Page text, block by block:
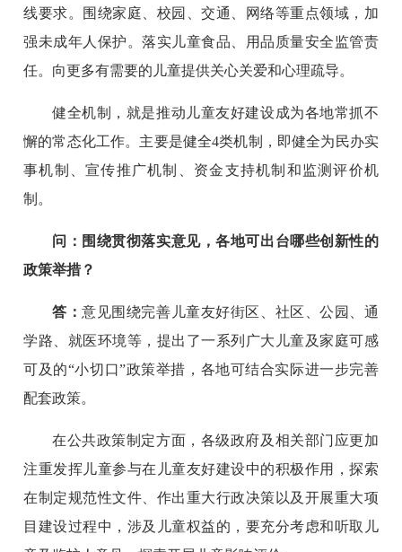
线要求。围绕家庭、校园、交通、网络等重点领域，加
强未成年人保护。落实儿童食品、用品质量安全监管责
任。向更多有需要的儿童提供关心关爱和心理疏导。
健全机制，就是推动儿童友好建设成为各地常抓不
懈的常态化工作。主要是健全4类机制，即健全为民办实
事机制、宣传推广机制、资金支持机制和监测评价机
制。
问：围绕贯彻落实意见，各地可出台哪些创新性的
政策举措？
答：意见围绕完善儿童友好街区、社区、公园、通
学路、就医环境等，提出了一系列广大儿童及家庭可感
可及的“小切口”政策举措，各地可结合实际进一步完善
配套政策。
在公共政策制定方面，各级政府及相关部门应更加
注重发挥儿童参与在儿童友好建设中的积极作用，探索
在制定规范性文件、作出重大行政决策以及开展重大项
目建设过程中，涉及儿童权益的，要充分考虑和听取儿